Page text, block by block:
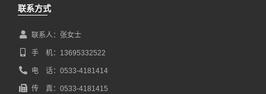
联系方式
联系人：张女士
手 机：13695332522
电 话：0533-4181414
传 真：0533-4181415